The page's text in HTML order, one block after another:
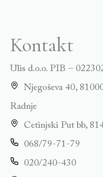
Kontakt
Ulis d.o.o. PIB –
Njegoševa 40,
Radnje
Cetinjski Put bb,
068/79-71-79
020/240-430